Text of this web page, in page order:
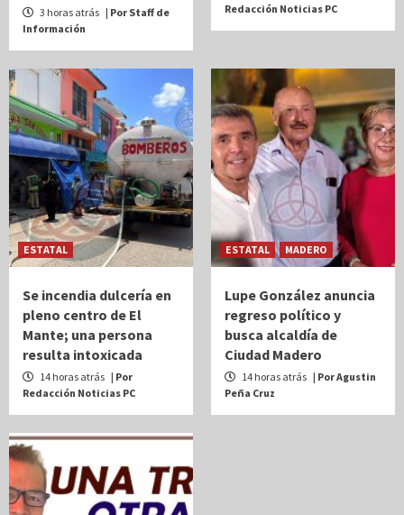
3 horas atrás | Por Staff de
Información
Redacción Noticias PC
ESTATAL
Se incendia dulcería en
pleno centro de El
Mante; una persona
resulta intoxicada
14 horas atrás | Por
Redacción Noticias PC
ESTATAL MADERO
Lupe González anuncia
regreso político y
busca alcaldía de
Ciudad Madero
14 horas atrás | Por Agustin
Peña Cruz